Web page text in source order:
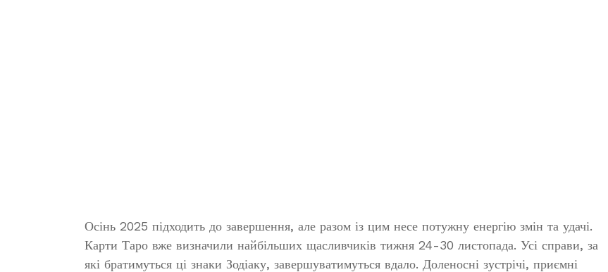
Осінь 2025 підходить до завершення, але разом із цим несе потужну енергію змін та удачі.
Карти Таро вже визначили найбільших щасливчиків тижня 24-30 листопада. Усі справи, за
які братимуться ці знаки Зодіаку, завершуватимуться вдало. Доленосні зустрічі, приємні